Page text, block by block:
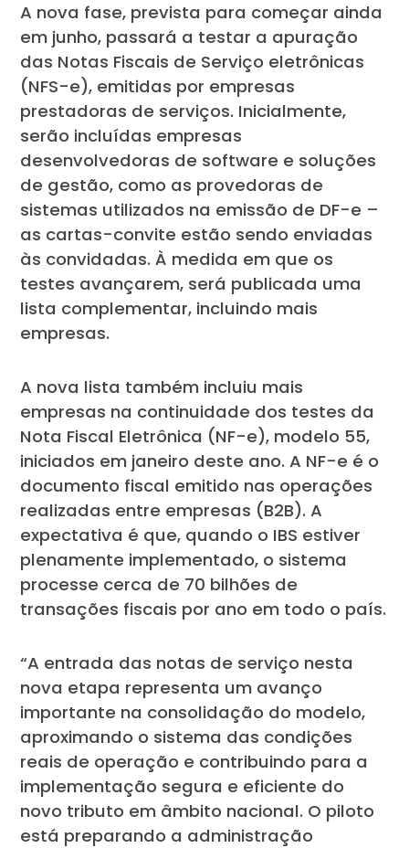
A nova fase, prevista para começar ainda
em junho, passará a testar a apuração
das Notas Fiscais de Serviço eletrônicas
(NFS-e), emitidas por empresas
prestadoras de serviços. Inicialmente,
serão incluídas empresas
desenvolvedoras de software e soluções
de gestão, como as provedoras de
sistemas utilizados na emissão de DF-e –
as cartas-convite estão sendo enviadas
às convidadas. À medida em que os
testes avançarem, será publicada uma
lista complementar, incluindo mais
empresas.
A nova lista também incluiu mais
empresas na continuidade dos testes da
Nota Fiscal Eletrônica (NF-e), modelo 55,
iniciados em janeiro deste ano. A NF-e é o
documento fiscal emitido nas operações
realizadas entre empresas (B2B). A
expectativa é que, quando o IBS estiver
plenamente implementado, o sistema
processe cerca de 70 bilhões de
transações fiscais por ano em todo o país.
“A entrada das notas de serviço nesta
nova etapa representa um avanço
importante na consolidação do modelo,
aproximando o sistema das condições
reais de operação e contribuindo para a
implementação segura e eficiente do
novo tributo em âmbito nacional. O piloto
está preparando a administração